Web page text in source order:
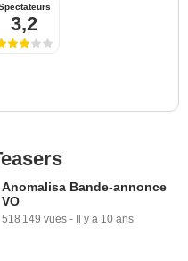
3,2
Anomalisa Bande-annonce
VO
518 149 vues - Il y a 10 ans